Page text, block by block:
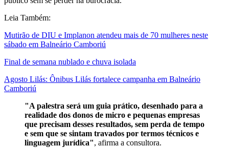
Leia Também:
Mutirão de DIU e Implanon atendeu mais de 70 mulheres neste
sábado em Balneário Camboriú
Final de semana nublado e chuva isolada
Agosto Lilás: Ônibus Lilás fortalece campanha em Balneário
Camboriú
"A palestra será um guia prático, desenhado para a
realidade dos donos de micro e pequenas empresas
que precisam desses resultados, sem perda de tempo
e sem que se sintam travados por termos técnicos e
linguagem jurídica", afirma a consultora.